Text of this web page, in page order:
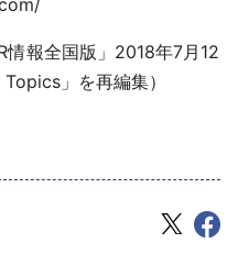
情報全国版」2018年7月12
」を再編集）